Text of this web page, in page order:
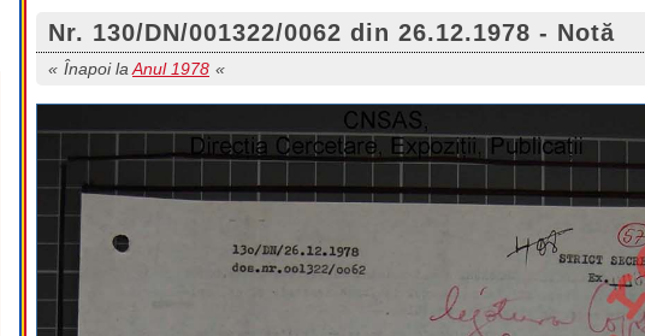
Nr. 130/DN/001322/0062 din 26.12.1978 - Notă
Înapoi la Anul 1978